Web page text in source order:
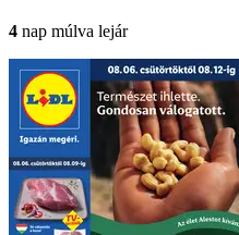
4 nap múlva lejár